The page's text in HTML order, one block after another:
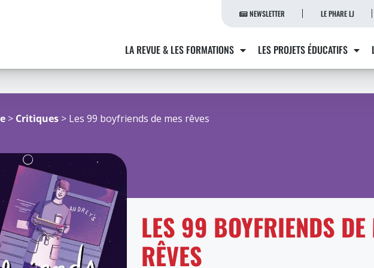
NEWSLETTER LE PHARE LJ
LA REVUE & LES FORMATIONS LES PROJETS ÉDUCATIFS
> Critiques > Les 99 boyfriends de mes rêves
LES 99 BOYFRIENDS DE
RÊVES